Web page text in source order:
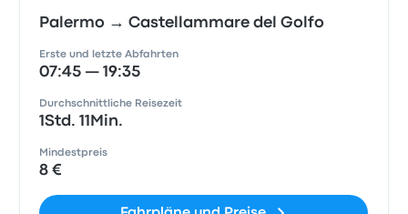
Palermo → Castellammare del Golfo
Erste und letzte Abfahrten
07:45 — 19:35
Durchschnittliche Reisezeit
1Std. 11Min.
Mindestpreis
8 €